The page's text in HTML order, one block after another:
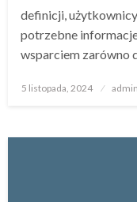
definicji,
potrzebne
wsparciem zarówno
Opublikowane
5 listopada, 2024 admin